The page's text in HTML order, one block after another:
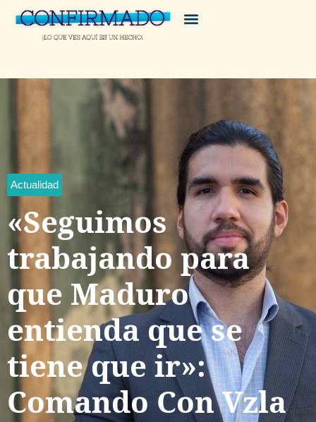
Actualidad
«Seguimos
trabajando para
que Maduro
entienda que se
tiene que ir»:
Comando Con Vzla